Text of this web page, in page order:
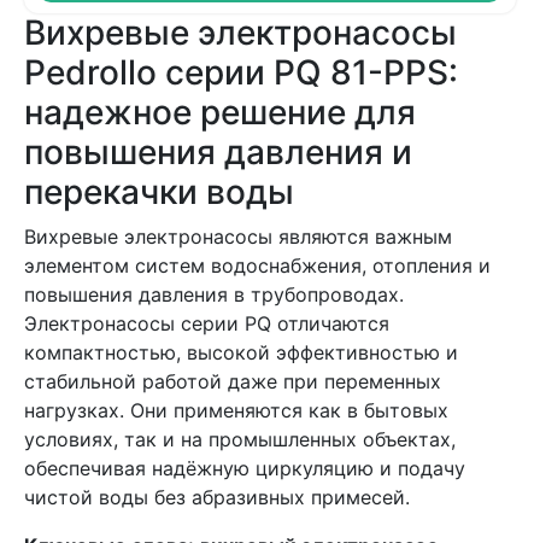
Вихревые электронасосы
Pedrollo серии PQ 81-PPS:
надежное решение для
повышения давления и
перекачки воды
Вихревые электронасосы являются важным
элементом систем водоснабжения, отопления и
повышения давления в трубопроводах.
Электронасосы серии PQ отличаются
компактностью, высокой эффективностью и
стабильной работой даже при переменных
нагрузках. Они применяются как в бытовых
условиях, так и на промышленных объектах,
обеспечивая надёжную циркуляцию и подачу
чистой воды без абразивных примесей.